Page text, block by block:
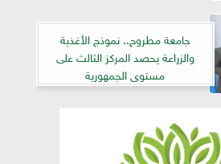
جامعة مطروح.. نموذج الأغذية
والزراعة يحصد المركز الثالث على
مستوى الجمهورية